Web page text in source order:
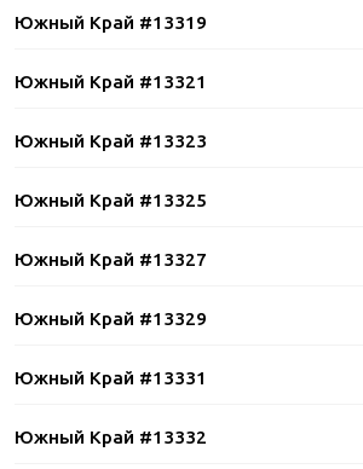
Южный Край #13319
Южный Край #13321
Южный Край #13323
Южный Край #13325
Южный Край #13327
Южный Край #13329
Южный Край #13331
Южный Край #13332